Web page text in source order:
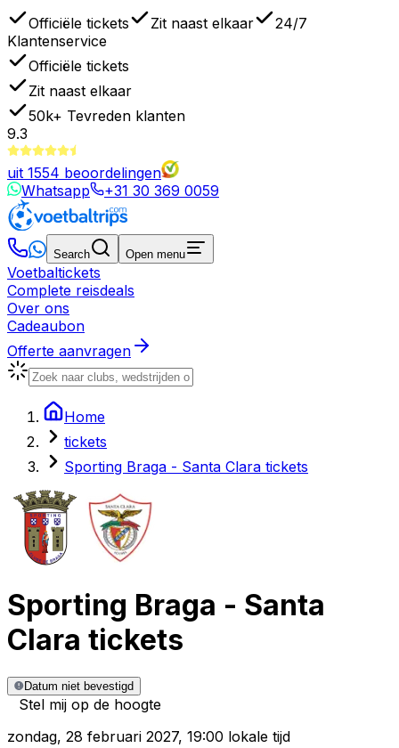
Officiële tickets Zit naast elkaar
24/7
Klantenservice
Officiële tickets
Zit naast elkaar
50k+ Tevreden klanten
9.3
uit 1554 beoordelingen
Whatsapp
+31 30 369 0059
Search Open menu
Voetbaltickets
Complete reisdeals
Over ons
Cadeaubon
Offerte aanvragen
Home
tickets
Sporting Braga - Santa Clara tickets
Sporting Braga - Santa
Clara tickets
Datum niet bevestigd
Stel mij op de hoogte
zondag, 28 februari 2027, 19:00 lokale tijd